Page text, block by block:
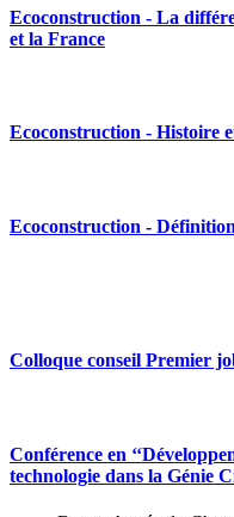
Ecoconstruction - La
et la France
Ecoconstruction - Histoire
Ecoconstruction - Définition
Colloque conseil Premier
Conférence en
technologie dans la Génie